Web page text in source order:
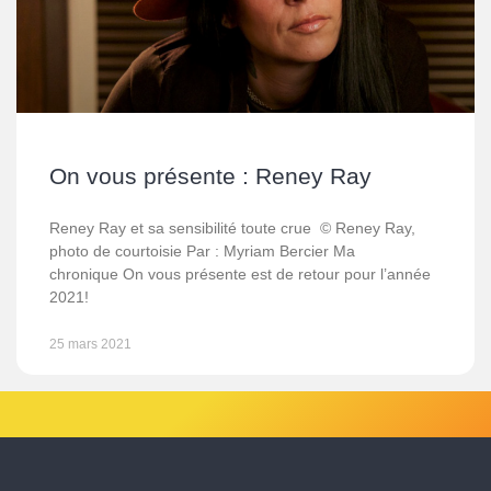
On vous présente : Reney Ray
Reney Ray et sa sensibilité toute crue © Reney Ray,
photo de courtoisie Par : Myriam Bercier Ma
chronique On vous présente est de retour pour l’année
2021!
25 mars 2021